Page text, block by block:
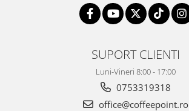
SUPORT CLIENTI
Luni-Vineri 8:00 - 17:00
0753319318
office@coffeepoint.ro